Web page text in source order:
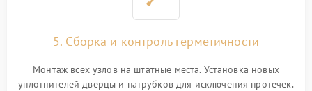
5. Сборка и контроль герметичности
Монтаж всех узлов на штатные места. Установка новых
уплотнителей дверцы и патрубков для исключения протечек.